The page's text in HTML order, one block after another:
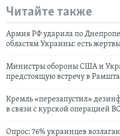
Читайте также
Армия РФ ударила по
областям Украины: есть
Министры обороны США и
предстоящую встречу в
Кремль «перезапустил»
в связи с курской операцией
Опрос: 76% украинцев